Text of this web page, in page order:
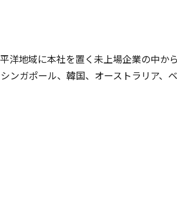
洋地域に本社を置く未上場企業の中か
ンガポール、韓国、オーストラリア、